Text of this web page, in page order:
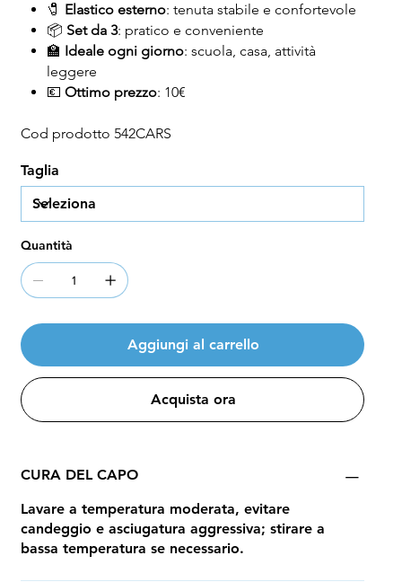
🧷 Elastico esterno: tenuta stabile e confortevole
📦 Set da 3: pratico e conveniente
🏫 Ideale ogni giorno: scuola, casa, attività
leggere
💶 Ottimo prezzo: 10€
Cod prodotto 542CARS
Taglia
Quantità
Aggiungi al carrello
Acquista ora
CURA DEL CAPO
Lavare a temperatura moderata, evitare
candeggio e asciugatura aggressiva; stirare a
bassa temperatura se necessario.